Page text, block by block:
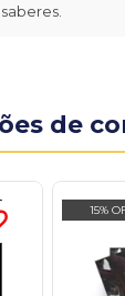
de
15%